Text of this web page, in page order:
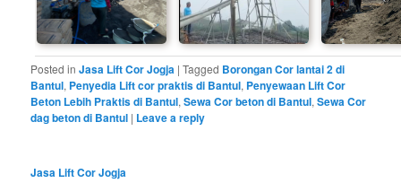
Posted in Jasa Lift Cor Jogja |Tagged Borongan Cor lantai 2 di
Bantul, Penyedia Lift cor praktis di Bantul, Penyewaan Lift Cor
Beton Lebih Praktis di Bantul,Sewa Cor beton di Bantul,Sewa Cor
dag beton di Bantul | Leave a reply
Jasa Lift Cor Jogja